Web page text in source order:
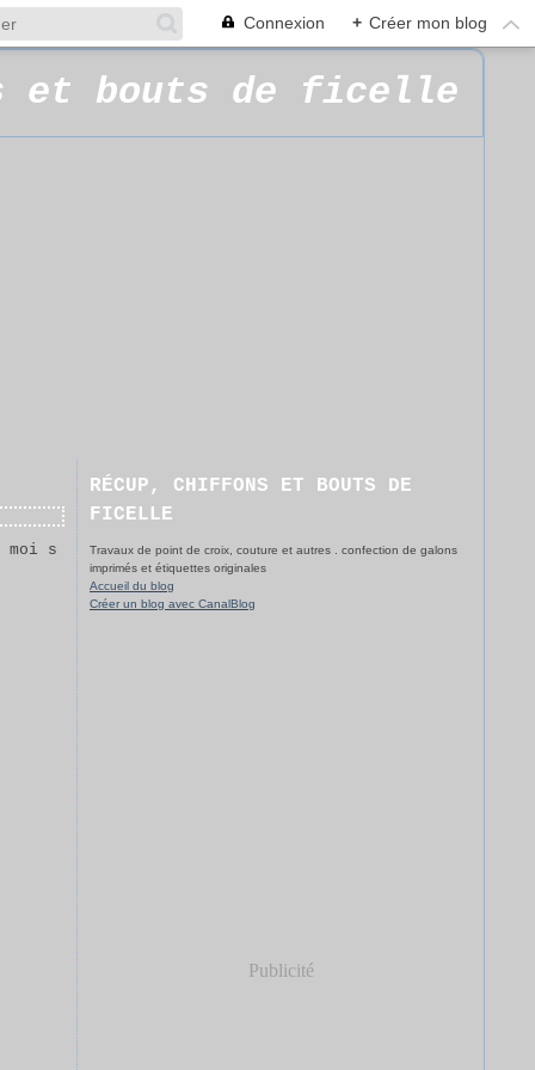
Connexion + Créer mon blog
et bouts de ficelle
moi s
RÉCUP, CHIFFONS ET BOUTS DE
FICELLE
Travaux de point de croix, couture et autres . confection de galons
imprimés et étiquettes originales
Accueil du blog
Créer un blog avec CanalBlog
Publicité